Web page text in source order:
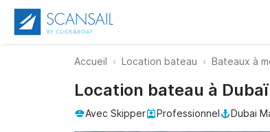
Accueil Location bateau Bateaux à
Location bateau à
Avec Skipper Professionnel Dubai